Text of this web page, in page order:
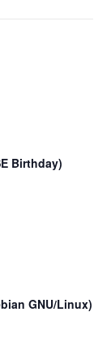
Birthday)
GNU/Linux)